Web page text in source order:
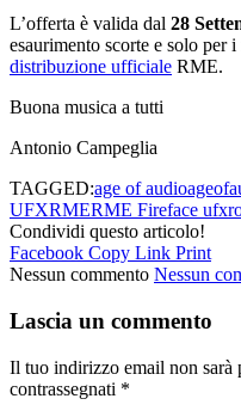
L’offerta è valida dal 28
esaurimento scorte e solo per
distribuzione ufficiale RME.
Buona musica a tutti
Antonio Campeglia
TAGGED:age of audio
UFXRMERME Fireface ufx
Condividi questo articolo!
Facebook Copy Link Print
Nessun commento Nessun
Lascia un commento
Il tuo indirizzo email non sarà
contrassegnati *